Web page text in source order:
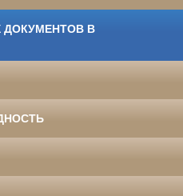
ДОКУМЕНТОВ В